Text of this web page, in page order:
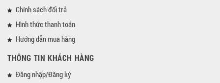
Chính sách đổi trả
Hình thức thanh toán
Hướng dẫn mua hàng
THÔNG TIN KHÁCH HÀNG
Đăng nhập/Đăng ký